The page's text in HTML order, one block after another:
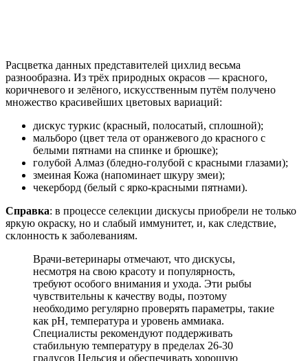
Расцветка данных представителей цихлид весьма
разнообразна. Из трёх природных окрасов — красного,
коричневого и зелёного, искусственным путём получено
множество красивейших цветовых вариаций:
дискус туркис (красный, полосатый, сплошной);
мальборо (цвет тела от оранжевого до красного с
белыми пятнами на спинке и брюшке);
голубой Алмаз (бледно-голубой с красными глазами);
змеиная Кожа (напоминает шкуру змеи);
чекерборд (белый с ярко-красными пятнами).
Справка: в процессе селекции дискусы приобрели не только
яркую окраску, но и слабый иммунитет, и, как следствие,
склонность к заболеваниям.
Врачи-ветеринары отмечают, что дискусы,
несмотря на свою красоту и популярность,
требуют особого внимания и ухода. Эти рыбы
чувствительны к качеству воды, поэтому
необходимо регулярно проверять параметры, такие
как pH, температура и уровень аммиака.
Специалисты рекомендуют поддерживать
стабильную температуру в пределах 26-30
градусов Цельсия и обеспечивать хорошую